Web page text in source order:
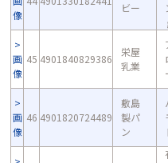
像
ビー
画
像
45 4901840829386
栄屋
乳業
画
像
46 4901820724489
敷島
製パ
ン